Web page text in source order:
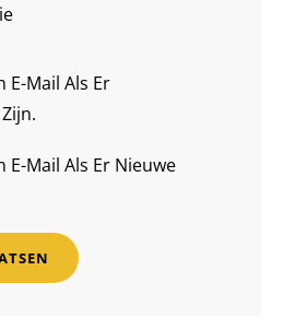
E-Mail Als Er
E-Mail Als Er Nieuwe